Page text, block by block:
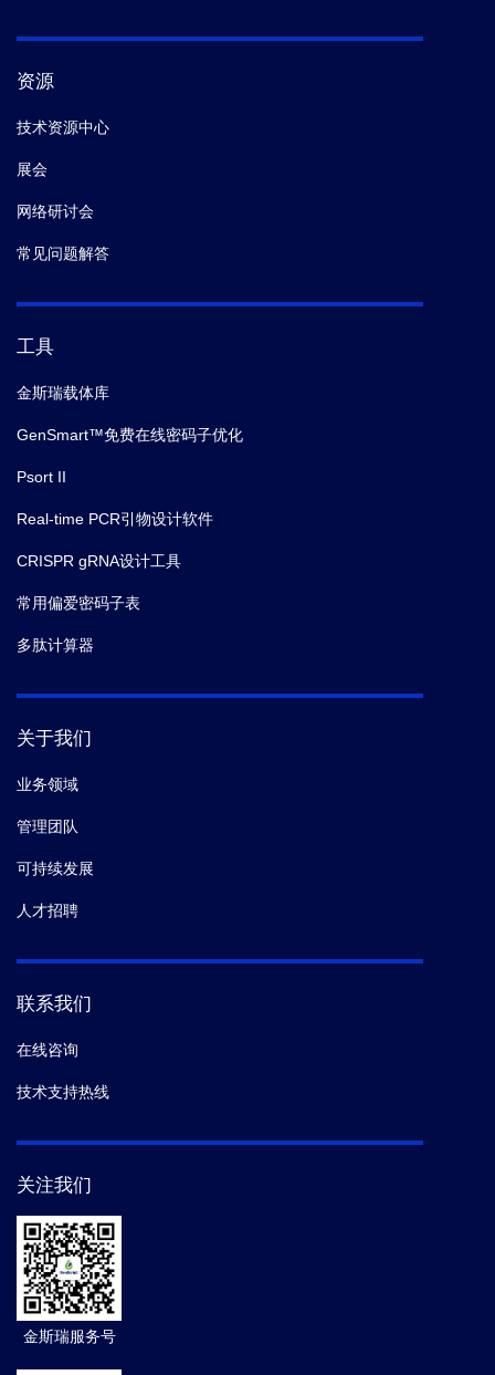
资源
技术资源中心
展会
网络研讨会
常见问题解答
工具
金斯瑞载体库
GenSmart™免费在线密码子优化
Psort II
Real-time PCR引物设计软件
CRISPR gRNA设计工具
常用偏爱密码子表
多肽计算器
关于我们
业务领域
管理团队
可持续发展
人才招聘
联系我们
在线咨询
技术支持热线
关注我们
金斯瑞服务号